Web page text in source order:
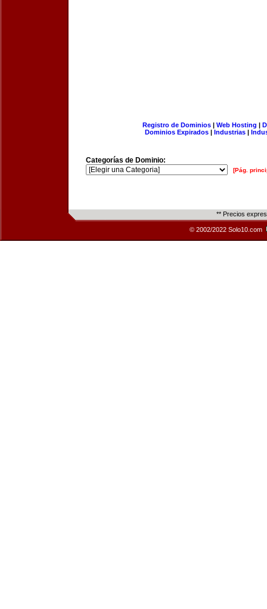
Registro de Dominios| Web Hosting |
Dominios Expirados | Industrias |
Categorías de Dominio:
[Pág.
** Precios
© 2002/2022 Solo10.com